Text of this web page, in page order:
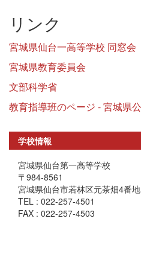
リンク
宮城県仙台一高等学校 同窓会
宮城県教育委員会
文部科学省
教育指導班のページ - 宮城県
学校情報
宮城県仙台第一高等学校
〒984-8561
宮城県仙台市若林区元茶畑4番地
TEL : 022-257-4501
FAX : 022-257-4503